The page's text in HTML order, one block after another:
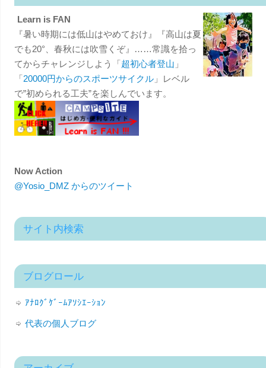
Learn is FAN
『暑い時期には低山はやめておけ』『高山は夏
でも20°、春秋には吹雪くぞ』……常識を拾っ
てからチャレンジしよう「超初心者登山 」
「20000円からのスポーツサイクル」レベル
で”初められる工夫”を楽しんでいます。
Now Action
@Yosio_DMZ からのツイート
サイト内検索
ブログロール
ｱﾅﾛｸﾞｹﾞｰﾑｱｿｼｴｰｼｮﾝ
代表の個人ブログ